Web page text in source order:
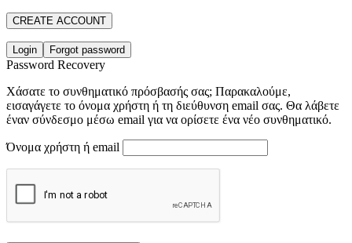
CREATE ACCOUNT
Login Forgot password
Password Recovery
Χάσατε το συνθηματικό πρόσβασής σας; Παρακαλούμε,
εισαγάγετε το όνομα χρήστη ή τη διεύθυνση email σας. Θα λάβετε
έναν σύνδεσμο μέσω email για να ορίσετε ένα νέο συνθηματικό.
Όνομα χρήστη ή email